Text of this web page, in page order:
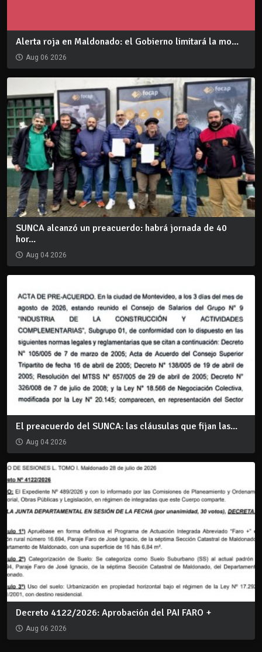
Alerta roja en Maldonado: el Gobierno limitará la mo...
Aug 06 2026
SUNCA alcanzó un preacuerdo: habrá jornada de 40
hor...
Aug 04 2026
El preacuerdo del SUNCA: las cláusulas que fijan las...
Aug 04 2026
Decreto 4122/2026: Aprobación del PAI FARO +
Aug 06 2026